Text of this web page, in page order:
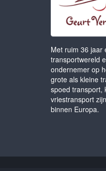
Met ruim 36 jaar
transportwereld
ondernemer op
grote als kleine
spoed transport,
vriestransport
binnen Europa.